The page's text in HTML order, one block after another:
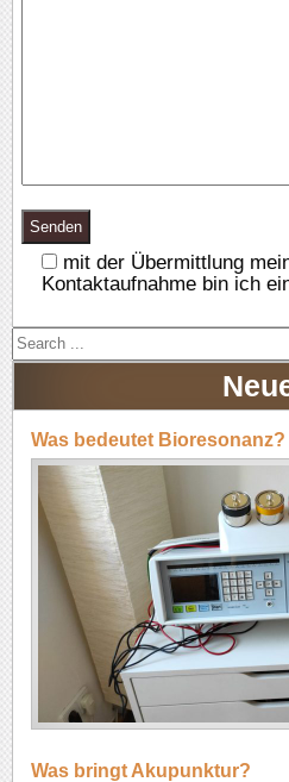
mit der Übermittlung
Kontaktaufnahme bin ich
S
e
r
Was bedeutet Bioresonanz?
Was bringt Akupunktur?